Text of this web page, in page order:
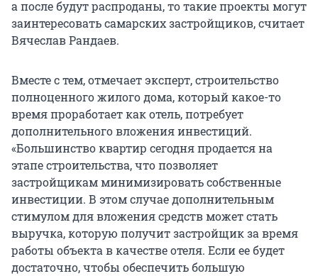
а после будут распроданы, то такие проекты могут
заинтересовать самарских застройщиков, считает
Вячеслав Рандаев.
Вместе с тем, отмечает эксперт, строительство
полноценного жилого дома, который какое-то
время проработает как отель, потребует
дополнительного вложения инвестиций.
«Большинство квартир сегодня продается на
этапе строительства, что позволяет
застройщикам минимизировать собственные
инвестиции. В этом случае дополнительным
стимулом для вложения средств может стать
выручка, которую получит застройщик за время
работы объекта в качестве отеля. Если ее будет
достаточно, чтобы обеспечить большую